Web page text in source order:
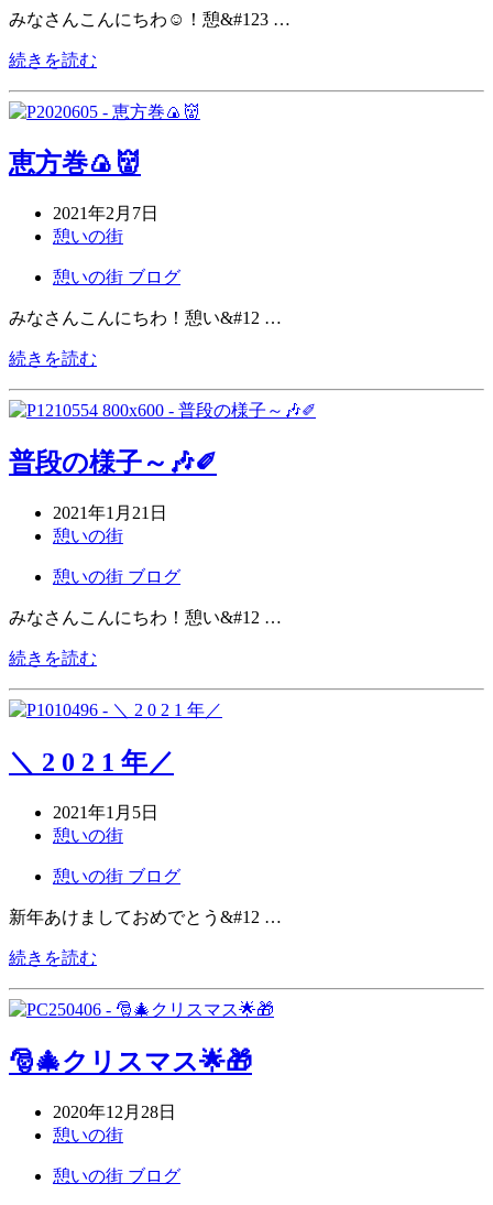
みなさんこんにちわ☺！憩&#123 …
続きを読む
恵方巻🍙👹
2021年2月7日
憩いの街
憩いの街 ブログ
みなさんこんにちわ！憩い&#12 …
続きを読む
普段の様子～🎶✐
2021年1月21日
憩いの街
憩いの街 ブログ
みなさんこんにちわ！憩い&#12 …
続きを読む
＼ 2 0 2 1 年／
2021年1月5日
憩いの街
憩いの街 ブログ
新年あけましておめでとう&#12 …
続きを読む
🎅🎄クリスマス🌟🎁
2020年12月28日
憩いの街
憩いの街 ブログ